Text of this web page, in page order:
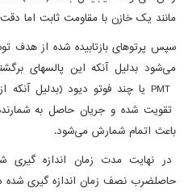
مانند یک خازن با مقاومت ثابت اما
سپس پرتوهای بازتابیده شده از هدف
می‌شود بدلیل آنکه این پالسهای
تقویت شده و جریان حاصل به
باعث اتمام شمارش می‌شود.
در نهایت مدت زمان اندازه گیری
حاصلضرب نصف زمان اندازه گیری شده